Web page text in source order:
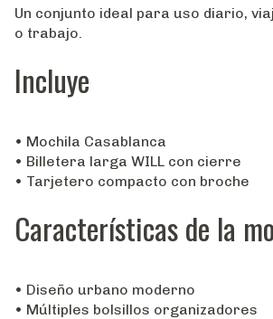
Un conjunto ideal para uso diario,
o trabajo.
Incluye
• Mochila Casablanca
• Billetera larga WILL con cierre
• Tarjetero compacto con broche
Características de la
• Diseño urbano moderno
• Múltiples bolsillos organizadores